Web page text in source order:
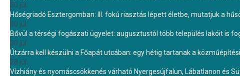
30 júl.
Hőségriadó Esztergomban: III. fokú riasztás lépett életbe, mutatjuk a
30 júl.
Bővül a térségi fogászati ügyelet: augusztustól több település lakóit is
30 júl.
Útzárra kell készülni a Főapát utcában: egy hétig tartanak a
28 júl.
Vízhiány és nyomáscsökkenés várható Nyergesújfalun, Lábatlanon és